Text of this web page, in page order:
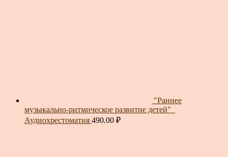
"Раннее
музыкально-ритмическое развитие детей"_
Аудиохрестоматия 490.00 ₽